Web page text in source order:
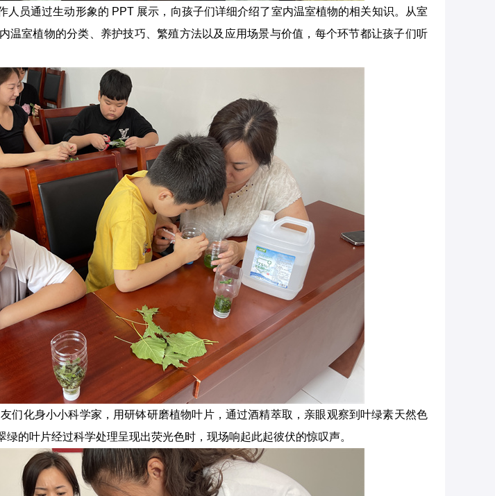
人员通过生动形象的 PPT 展示，向孩子们详细介绍了室内温室植物的相关知识。从室
温室植物的分类、养护技巧、繁殖方法以及应用场景与价值，每个环节都让孩子们听
们化身小小科学家，用研钵研磨植物叶片，通过酒精萃取，亲眼观察到叶绿素天然色
的叶片经过科学处理呈现出荧光色时，现场响起此起彼伏的惊叹声。